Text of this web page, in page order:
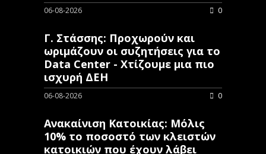
06-08-2026 0
Γ. Στάσσης: Προχωρούν και
ωριμάζουν οι συζητήσεις για το
Data Center - Χτίζουμε μια πιο
ισχυρή ΔΕΗ
06-08-2026 0
Ανακαίνιση Κατοικίας: Μόλις
10% το ποσοστό των κλειστών
κατοικιών που έχουν λάβει